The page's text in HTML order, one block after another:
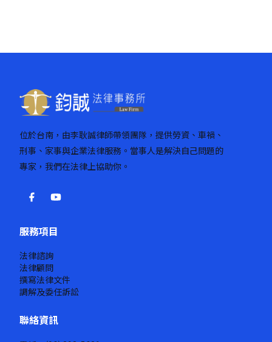
位於台南，由李耿誠律師帶領團隊，提供勞資、車禍、
刑事、家事與企業法律服務。當事人是解決自己問題的
專家，我們在法律上協助你。
服務項目
法律諮詢
法律顧問
撰寫法律文件
調解及委任訴訟
聯絡資訊